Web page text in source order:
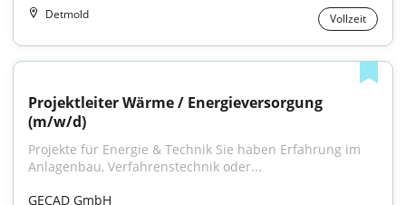
Detmold Vollzeit
Projektleiter Wärme / Energieversorgung
(m/w/d)
Projekte für Energie & Technik Sie haben Erfahrung im
Anlagenbau, Verfahrenstechnik oder...
GECAD GmbH